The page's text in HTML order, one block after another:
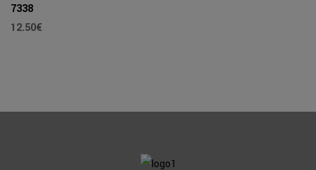
7338
12.50€